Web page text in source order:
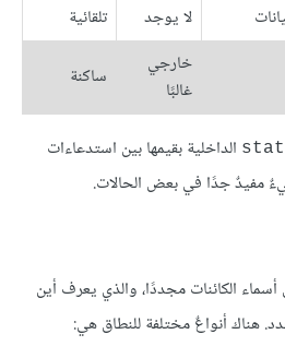
لا يوجد
تلقائية
خارجي
غالبًا
ساكنة
الداخلية بقيمها بين استدعاءات
مفيدٌ جدًا في بعض الحالات.
أسماء الكائنات مجددًا، والذي يعرف أين
هناك أنواعٌ مختلفة للنطاق هي: